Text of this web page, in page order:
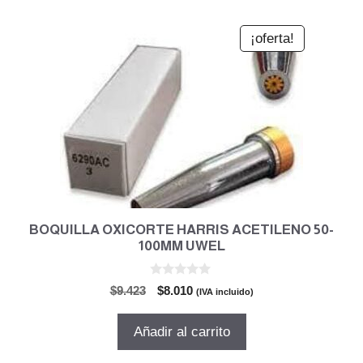
¡oferta!
BOQUILLA OXICORTE HARRIS ACETILENO 50-
100MM UWEL
$9.423
El
original
$8.010El
actual
(IVA incluido)
Añadir al carrito